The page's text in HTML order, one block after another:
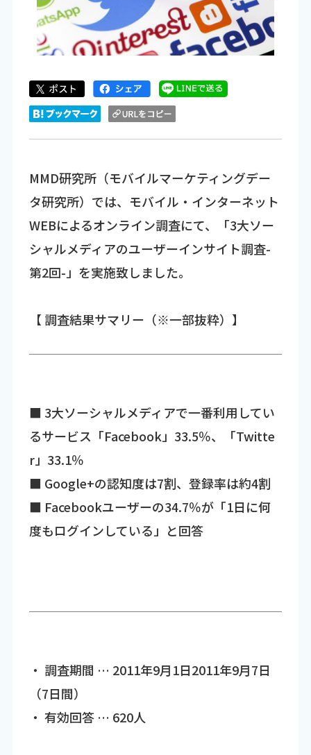
MMD研究所（モバイルマーケティングデー
タ研究所）では、モバイル・インターネット
WEBによるオンライン調査にて、「3大ソー
シャルメディアのユーザーインサイト調査-
第2回-」を実施致しました。
【 調査結果サマリー（※一部抜粋）】
■ 3大ソーシャルメディアで一番利用してい
るサービス「Facebook」33.5％、「Twitte
r」33.1％
■ Google+の認知度は7割、登録率は約4割
■ Facebookユーザーの34.7％が「1日に何
度もログインしている」と回答
・ 調査期間 … 2011年9月1日2011年9月7日
（7日間）
・ 有効回答 … 620人